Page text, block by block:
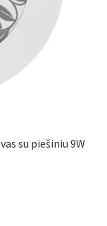
su piešiniu 9W